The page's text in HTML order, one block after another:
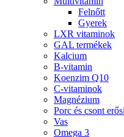
Felnőtt
Gyerek
LXR vitaminok
GAL termékek
Kalcium
B-vitamin
Koenzim Q10
C-vitaminok
Magnézium
Porc és csont
Vas
Omega 3